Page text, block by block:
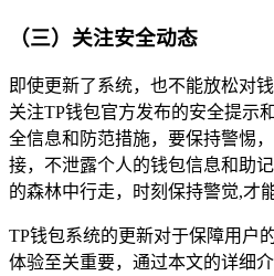
（三）关注安全动态
即使更新了系统，也不能放松对
关注TP钱包官方发布的安全提示
全信息和防范措施，要保持警惕
接，不泄露个人的钱包信息和助
的森林中行走，时刻保持警觉,才
TP钱包系统的更新对于保障用户
体验至关重要，通过本文的详细